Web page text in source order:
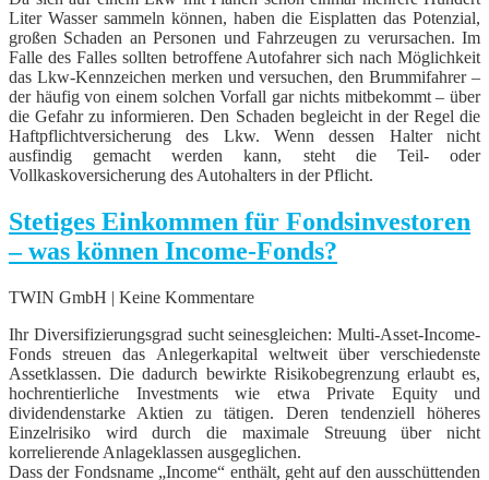
Liter Wasser sammeln können, haben die Eisplatten das Potenzial,
großen Schaden an Personen und Fahrzeugen zu verursachen. Im
Falle des Falles sollten betroffene Autofahrer sich nach Möglichkeit
das Lkw-Kennzeichen merken und versuchen, den Brummifahrer –
der häufig von einem solchen Vorfall gar nichts mitbekommt – über
die Gefahr zu informieren. Den Schaden begleicht in der Regel die
Haftpflichtversicherung des Lkw. Wenn dessen Halter nicht
ausfindig gemacht werden kann, steht die Teil- oder
Vollkaskoversicherung des Autohalters in der Pflicht.
Stetiges Einkommen für Fondsinvestoren
– was können Income-Fonds?
TWIN GmbH | Keine Kommentare
Ihr Diversifizierungsgrad sucht seinesgleichen: Multi-Asset-Income-
Fonds streuen das Anlegerkapital weltweit über verschiedenste
Assetklassen. Die dadurch bewirkte Risikobegrenzung erlaubt es,
hochrentierliche Investments wie etwa Private Equity und
dividendenstarke Aktien zu tätigen. Deren tendenziell höheres
Einzelrisiko wird durch die maximale Streuung über nicht
korrelierende Anlageklassen ausgeglichen.
Dass der Fondsname „Income“ enthält, geht auf den ausschüttenden